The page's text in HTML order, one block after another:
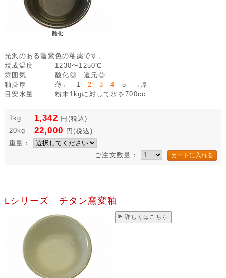
光沢のある濃紫色の釉薬です。
焼成温度
1230〜1250℃
雰囲気
酸化◎ 還元◎
釉掛厚
薄← 1 2 3 45 →厚
目安水量
粉末1kgに対して水を700cc
1kg 1,342 円 (税込)
20kg
22,000 円 (税込)
重量：
ご注文数量：
Lシリーズ チタン窯変釉
詳しくはこちら